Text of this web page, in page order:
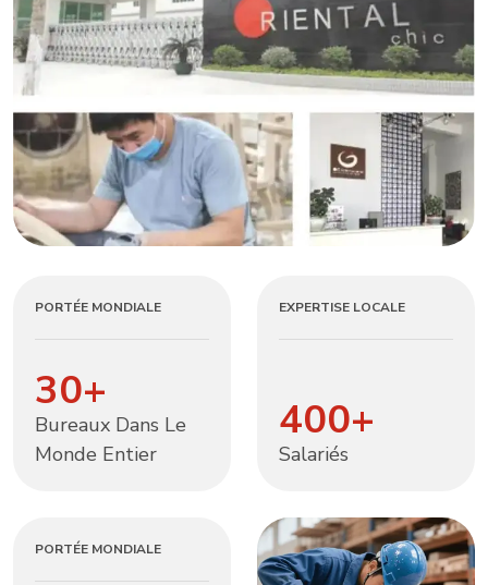
PORTÉE MONDIALE
30+
Bureaux Dans Le
Monde Entier
EXPERTISE LOCALE
400+
Salariés
PORTÉE MONDIALE